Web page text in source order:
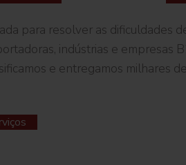
para resolver as dificuldades
indústrias e empresas
e entregamos milhares de